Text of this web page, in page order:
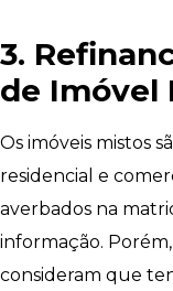
3.
de Imóvel
Os imóveis mistos
residencial e
averbados na
informação.
consideram que